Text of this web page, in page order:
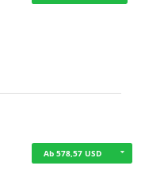
Ab 578,57 USD